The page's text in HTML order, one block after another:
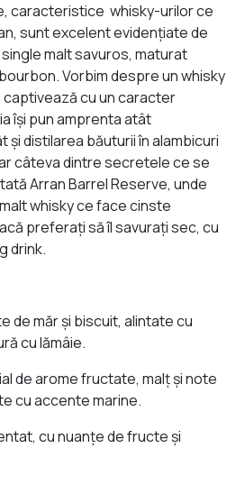
caracteristice whisky-urilor ce
sunt excelent evidenţiate de
malt savuros, maturat
Vorbim despre un whisky
cu un caracter
îşi pun amprenta atât
şi distilarea băuturii în alambicuri
câteva dintre secretele ce se
Arran Barrel Reserve, unde
whisky ce face cinste
preferaţi să îl savuraţi sec, cu
drink.
de măr şi biscuit, alintate cu
cu lămâie.
de arome fructate, malţ şi note
cu accente marine.
cu nuanţe de fructe şi